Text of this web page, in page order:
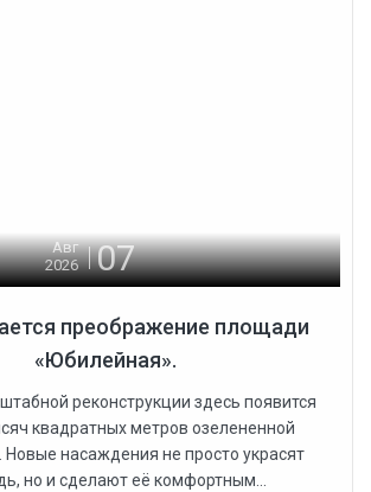
Авг
2026
07
преображение площади
«Юбилейная».
реконструкции здесь появится
квадратных метров озелененной
Новые насаждения не просто украсят
но и сделают её комфортным...